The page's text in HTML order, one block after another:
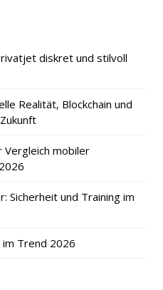
diskret und stilvoll
Realität, Blockchain und
Vergleich mobiler
Sicherheit und Training im
im Trend 2026